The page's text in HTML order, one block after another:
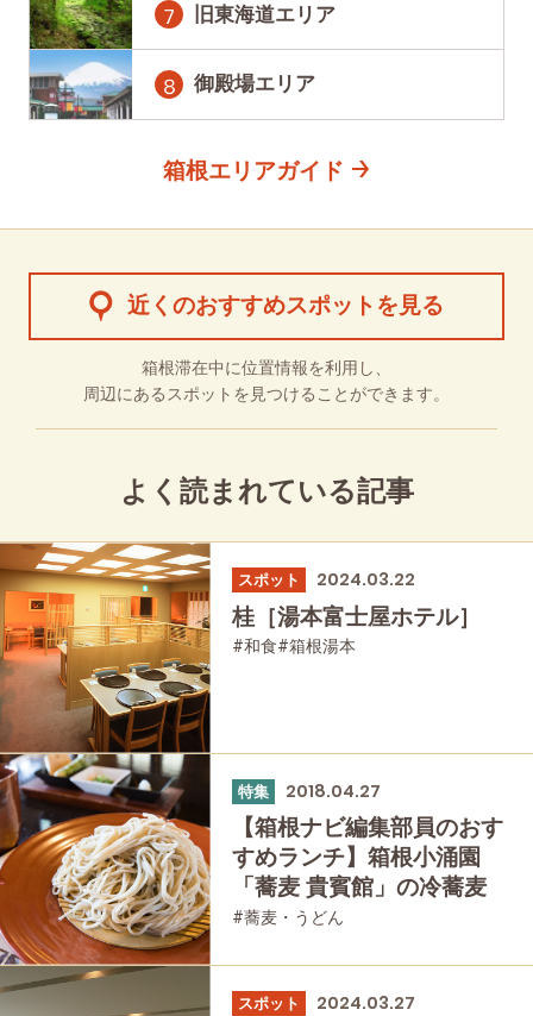
旧東海道エリア
御殿場エリア
箱根エリアガイド
近くのおすすめスポットを見る
箱根滞在中に位置情報を利用し、
周辺にあるスポットを見つけることができます。
よく読まれている記事
スポット 2024.03.22
桂［湯本富士屋ホテル］
#和食#箱根湯本
特集 2018.04.27
【箱根ナビ編集部員のおす
すめランチ】箱根小涌園
「蕎麦 貴賓館」の冷蕎麦
#蕎麦・うどん
スポット 2024.03.27